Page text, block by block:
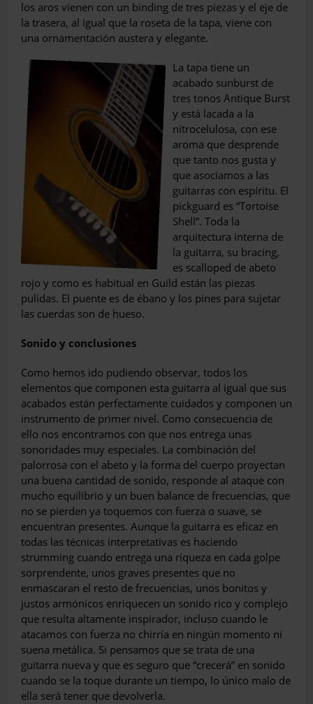
los aros vienen con un binding de tres pie­zas y el eje de
la trasera, al igual que la roseta de la tapa, viene con
una ornamentación aus­tera y elegante.
La tapa tiene un
acabado sunburst de
tres tonos Antique Burst
y está lacada a la
nitroce­lulosa, con ese
aroma que desprende
que tan­to nos gusta y
que asociamos a las
guitarras con espíritu. El
pickguard es “Tortoise
Shell”. Toda la
arquitectura interna de
la guitarra, su bracing,
es scalloped de abeto
rojo y como es habitual en Guild están las piezas
pulidas. El puente es de ébano y los pines para sujetar
las cuerdas son de hueso.
Sonido y conclusiones
Como hemos ido pudiendo observar, todos los
elementos que componen esta guitarra al igual que sus
acabados están perfecta­mente cuidados y componen un
instrumento de primer nivel. Como consecuencia de
ello nos encontramos con que nos entrega unas
sonoridades muy especiales. La combinación del
palorrosa con el abeto y la forma del cuer­po proyectan
una buena cantidad de sonido, responde al ataque con
mucho equilibrio y un buen balance de frecuencias, que
no se pierden ya toquemos con fuerza o suave, se
encuentran presentes. Aunque la guitarra es eficaz en
todas las técnicas interpretativas es haciendo
strumming cuando entrega una riqueza en cada golpe
sorprendente, unos graves presentes que no
enmascaran el resto de frecuencias, unos bonitos y
justos armóni­cos enriquecen un sonido rico y complejo
que resulta altamente inspirador, incluso cuando le
atacamos con fuerza no chirría en ningún momento ni
suena metálica. Si pensamos que se trata de una
guitarra nueva y que es seguro que “crecerá” en sonido
cuando se la toque durante un tiempo, lo único malo de
ella será tener que devolverla.